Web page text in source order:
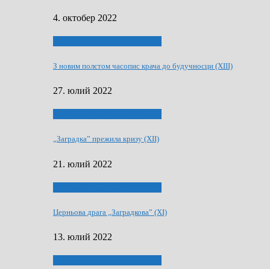
4. октобер 2022
З новим полєтом часопис крача до будучносци (XIII)
27. юлий 2022
„Заградка” прежила кризу (XII)
21. юлий 2022
Церньова драга „Заградкова” (XI)
13. юлий 2022